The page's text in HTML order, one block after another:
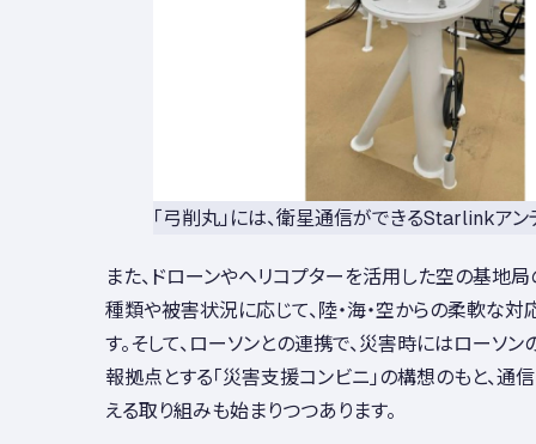
「弓削丸」には、衛星通信ができるStarlinkア
また、ドローンやヘリコプターを活用した空の基地
種類や被害状況に応じて、陸・海・空からの柔軟な
す。そして、ローソンとの連携で、災害時にはローソ
報拠点とする「災害支援コンビニ」の構想のもと、
える取り組みも始まりつつあります。